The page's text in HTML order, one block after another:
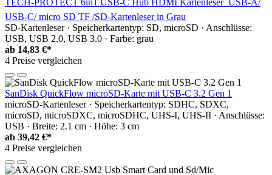
TECH-PROTECT 6in1 USB-C Hub HDMI Kartenleser  USB-A/
USB-C/ micro SD TF /SD-Kartenleser in Grau
SD-Kartenleser · Speicherkartentyp: SD, microSD · Anschlüsse:
USB, USB 2.0, USB 3.0 · Farbe: grau
ab 14,83 €*
4 Preise vergleichen
SanDisk QuickFlow microSD-Karte mit USB-C 3.2 Gen 1
microSD-Kartenleser · Speicherkartentyp: SDHC, SDXC,
microSD, microSDXC, microSDHC, UHS-I, UHS-II · Anschlüsse:
USB · Breite: 2.1 cm · Höhe: 3 cm
ab 39,42 €*
4 Preise vergleichen